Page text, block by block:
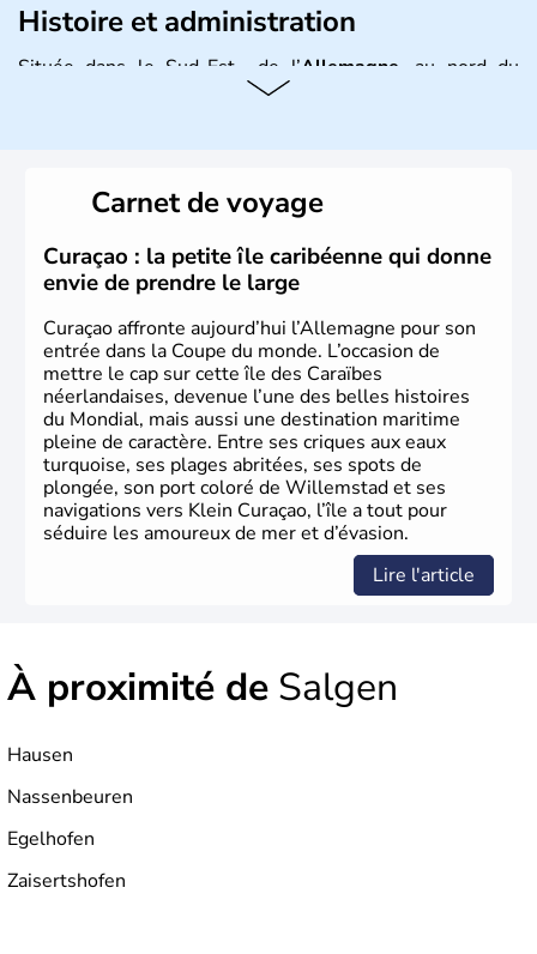
Histoire et administration
Située dans le Sud-Est de l’Allemagne , au nord du
fait partie des seize
conservateur.Carnet de voyage
Curaçao : la petite île caribéenne qui donne
envie de prendre le large
Curaçao affronte aujourd’hui l’Allemagne pour son
entrée dans la Coupe du monde. L’occasion de
mettre le cap sur cette île des Caraïbes
néerlandaises, devenue l’une des belles histoires
du Mondial, mais aussi une destination maritime
pleine de caractère. Entre ses criques aux eaux
turquoise, ses plages abritées, ses spots de
plongée, son port coloré de Willemstad et ses
navigations vers Klein Curaçao, l’île a tout pour
séduire les amoureux de mer et d’évasion.
Lire l'article
À proximité de Salgen
Hausen
Nassenbeuren
Egelhofen
Zaisertshofen